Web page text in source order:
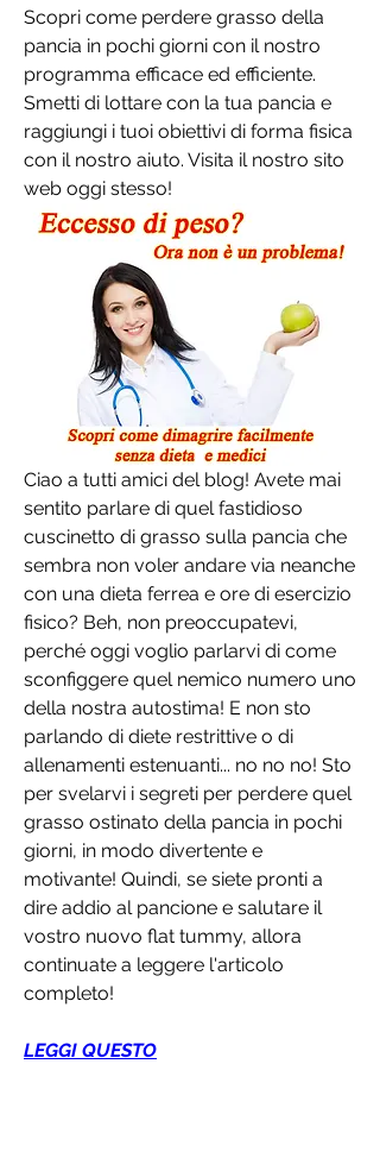
Scopri come perdere grasso della
pancia in pochi giorni con il nostro
programma efficace ed efficiente.
Smetti di lottare con la tua pancia e
raggiungi i tuoi obiettivi di forma fisica
con il nostro aiuto. Visita il nostro sito
web oggi stesso!
Ciao a tutti amici del blog! Avete mai
sentito parlare di quel fastidioso
cuscinetto di grasso sulla pancia che
sembra non voler andare via neanche
con una dieta ferrea e ore di esercizio
fisico? Beh, non preoccupatevi,
perché oggi voglio parlarvi di come
sconfiggere quel nemico numero uno
della nostra autostima! E non sto
parlando di diete restrittive o di
allenamenti estenuanti... no no no! Sto
per svelarvi i segreti per perdere quel
grasso ostinato della pancia in pochi
giorni, in modo divertente e
motivante! Quindi, se siete pronti a
dire addio al pancione e salutare il
vostro nuovo flat tummy, allora
continuate a leggere l'articolo
completo!
LEGGI QUESTO